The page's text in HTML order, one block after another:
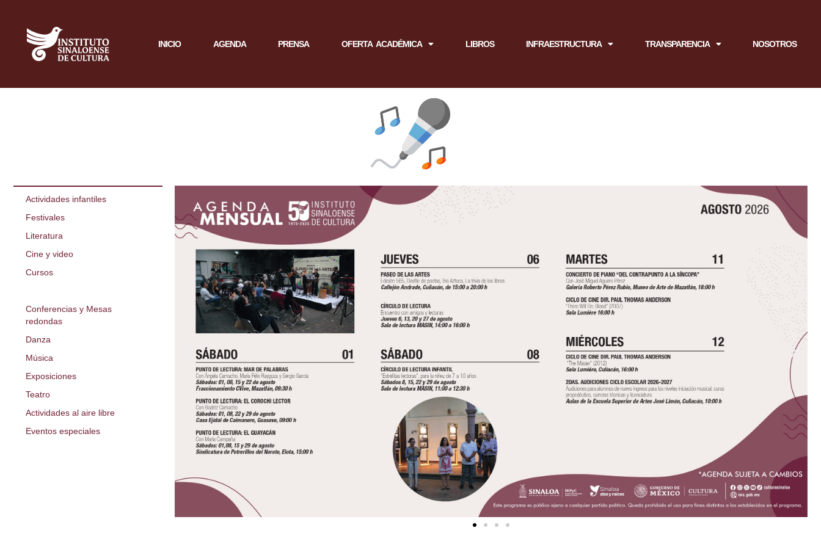
INICIO AGENDA PRENSA OFERTA ACADÉMICA LIBROS INFRAESTRUCTURA TRANSPARENCIA NOSOTROS
Actividades infantiles
Festivales
Literatura
Cine y video
Cursos
Conferencias y Mesas
redondas
Danza
Música
Exposiciones
Teatro
Actividades al aire libre
Eventos especiales